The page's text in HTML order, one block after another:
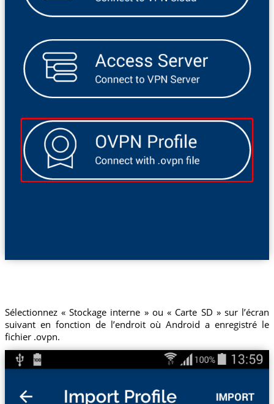
Sélectionnez « Stockage interne » ou « Carte SD » sur l’écran
suivant en fonction de l’endroit où Android a enregistré le
fichier .ovpn.